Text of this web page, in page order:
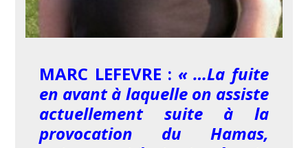
MARC LEFEVRE : « …La fuite
en avant à laquelle on assiste
actuellement suite à la
provocation du Hamas,